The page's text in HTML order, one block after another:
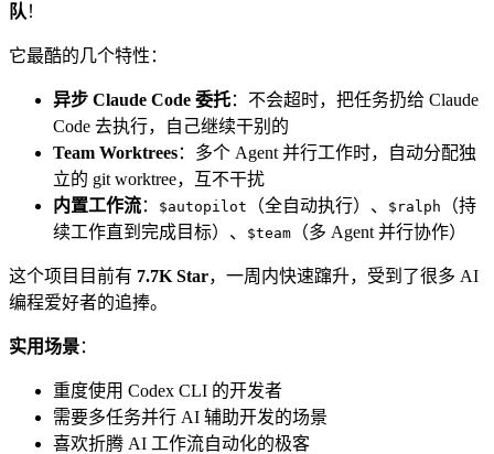
队 ！
它最酷的几个特性：
异步 Claude Code 委托：不会超时，把任务扔给 Claude
Code 去执行，自己继续干别的
Team Worktrees：多个 Agent 并行工作时，自动分配独
立的 git worktree，互不干扰
内置工作流： $autopilot （全自动执行）、 $ralph
（持
续工作直到完成目标）、
$team （多 Agent 并行协作）
这个项目目前有 7.7K Star，一周内快速蹿升，受到了很多 AI
编程爱好者的追捧。
实用场景：
重度使用 Codex CLI 的开发者
需要多任务并行 AI 辅助开发的场景
喜欢折腾 AI 工作流自动化的极客